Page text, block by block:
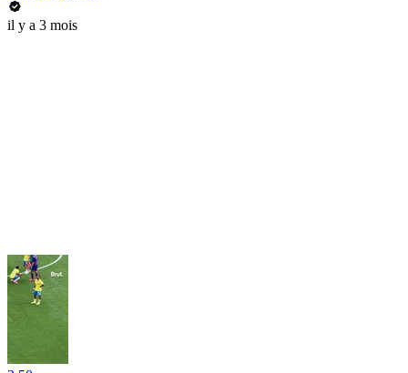
il y a 3 mois